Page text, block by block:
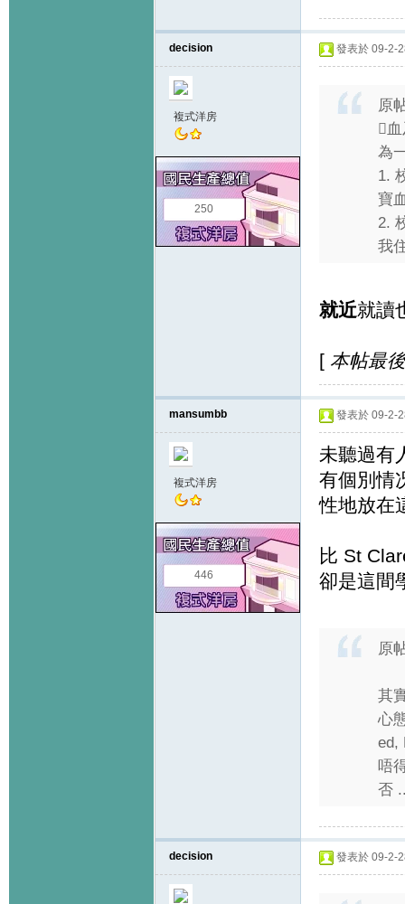
decision
複式洋房
250
發表於 09-2-
原

為
1.
寶
2.
我
就近就讀
[ 本帖最
mansumbb
複式洋房
446
發表於 09-2-
未聽過有
有個別情
性地放在
比 St
卻是這間
原
其
心
ed,
唔
否
decision 發表於 09-2-